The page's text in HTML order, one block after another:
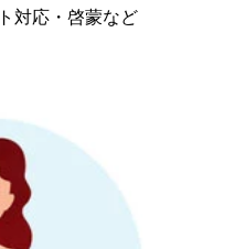
対応・啓蒙など